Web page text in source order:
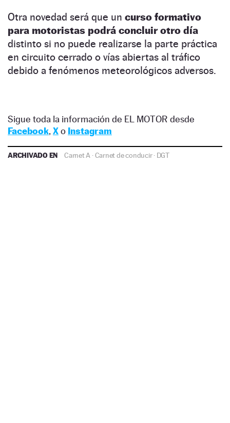
Otra novedad será que un curso formativo
para motoristas podrá concluir otro día
distinto si no puede realizarse la parte práctica
en circuito cerrado o vías abiertas al tráfico
debido a fenómenos meteorológicos adversos.
Sigue toda la información de EL MOTOR desde
Facebook, Xo Instagram
ARCHIVADO EN Carnet A ·Carnet de conducir· DGT